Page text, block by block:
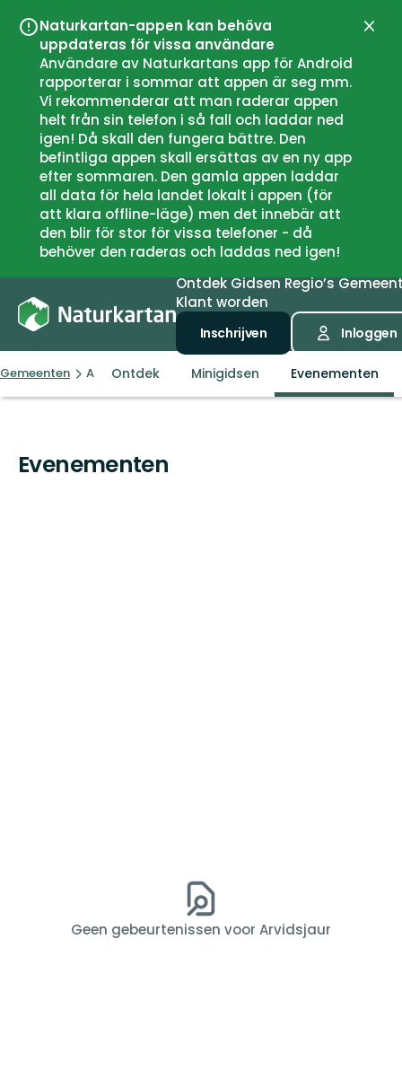
Naturkartan-appen kan behöva
uppdateras för vissa användare
Användare av Naturkartans app för Android
rapporterar i sommar att appen är seg mm.
Vi rekommenderar att man raderar appen
helt från sin telefon i så fall och laddar ned
igen! Då skall den fungera bättre. Den
befintliga appen skall ersättas av en ny app
efter sommaren. Den gamla appen laddar
all data för hela landet lokalt i appen (för
att klara offline-läge) men det innebär att
den blir för stor för vissa telefoner - då
behöver den raderas och laddas ned igen!
OntdekGidsenRegio’s
Klant worden
Inschrijven Inloggen
Gemeenten Arvidsjaur
Ontdek Minigidsen Evenementen
Evenementen
Geen gebeurtenissen voor Arvidsjaur